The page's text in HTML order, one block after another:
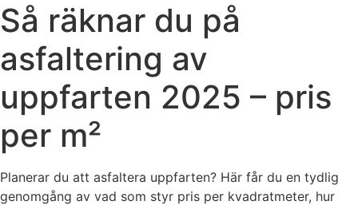
Så räknar du på
asfaltering av
uppfarten 2025 – pris
per m²
Planerar du att asfaltera uppfarten? Här får du en tydlig
genomgång av vad som styr pris per kvadratmeter, hur